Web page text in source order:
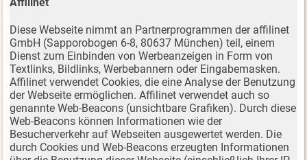
Diese Webseite nimmt an Partnerprogrammen der affilinet
GmbH (Sapporobogen 6-8, 80637 München) teil, einem
Dienst zum Einbinden von Werbeanzeigen in Form von
Textlinks, Bildlinks, Werbebannern oder Eingabemasken.
Affilinet verwendet Cookies, die eine Analyse der Benutzung
der Webseite ermöglichen. Affilinet verwendet auch so
genannte Web-Beacons (unsichtbare Grafiken). Durch diese
Web-Beacons können Informationen wie der
Besucherverkehr auf Webseiten ausgewertet werden. Die
durch Cookies und Web-Beacons erzeugten Informationen